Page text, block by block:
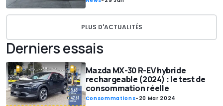
PLUS D'ACTUALITÉS
Derniers essais
Mazda MX-30 R-EV hybride
rechargeable (2024) : le test de
consommation réelle
Consommations- 20 Mar 2024